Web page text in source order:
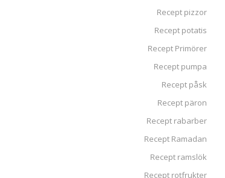
Recept pizzor
Recept potatis
Recept Primörer
Recept pumpa
Recept påsk
Recept päron
Recept rabarber
Recept Ramadan
Recept ramslök
Recept rotfrukter